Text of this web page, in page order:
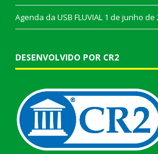
Agenda da USB FLUVIAL 1 de junho de
DESENVOLVIDO POR CR2